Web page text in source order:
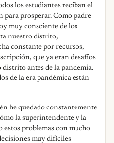
los estudiantes reciban el
para prosperar. Como padre
muy consciente de los
nuestro distrito,
constante por recursos,
que ya eran desafíos
distrito antes de la pandemia.
de la era pandémica están
he quedado constantemente
la superintendente y la
estos problemas con mucho
muy difíciles